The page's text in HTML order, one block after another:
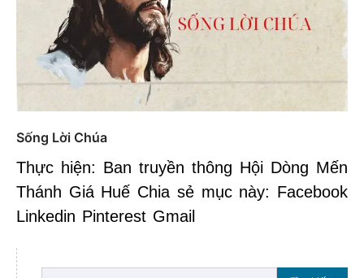
Sống Lời Chúa
Thực hiện: Ban truyền thông Hội Dòng Mến
Thánh Giá Huế Chia sẻ mục này: Facebook
Linkedin Pinterest Gmail